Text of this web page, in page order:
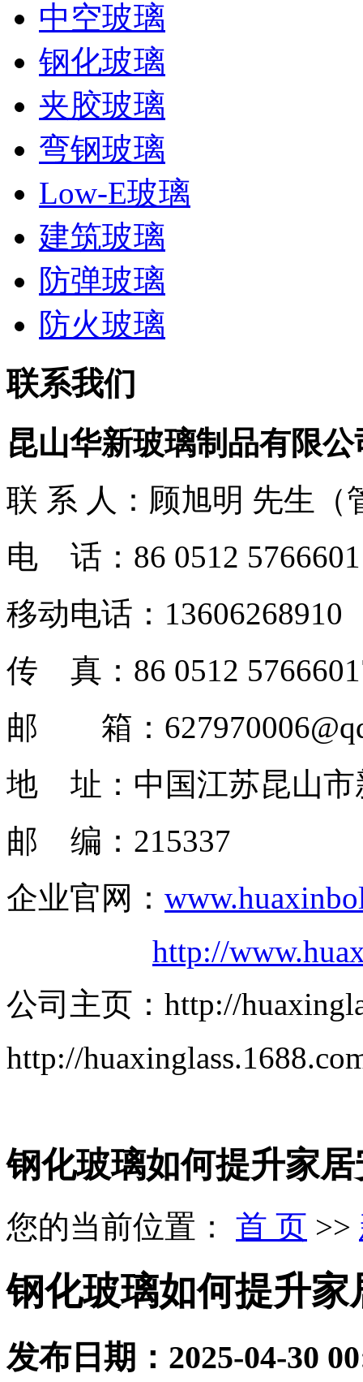
中空玻璃
钢化玻璃
夹胶玻璃
弯钢玻璃
Low-E玻璃
建筑玻璃
防弹玻璃
防火玻璃
联系我们
昆山华新玻璃制品有限公
联 系 人：顾旭明 先生（
电 话：86 0512
移动电话：13606268910
传 真：86 0512
邮 箱：
地 址：中国江苏昆山市
邮 编：215337
企业官网：
http://
公司主页：http://
http://
钢化玻璃如何提升家
您的当前位置： 首 页 >>
钢化玻璃如何提升家
发布日期： 2025-04-30